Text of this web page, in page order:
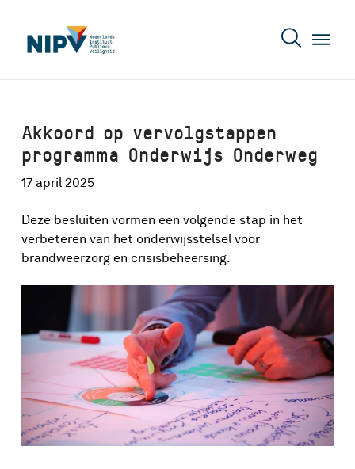
Akkoord op vervolgstappen
programma Onderwijs Onderweg
17 april 2025
Deze besluiten vormen een volgende stap in het
verbeteren van het onderwijsstelsel voor
brandweerzorg en crisisbeheersing.